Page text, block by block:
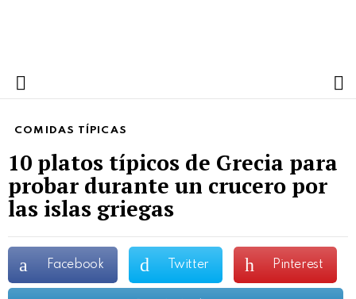
Menu
COMIDAS TÍPICAS
10 platos típicos de Grecia para
probar durante un crucero por
las islas griegas
Facebook Twitter Pinterest